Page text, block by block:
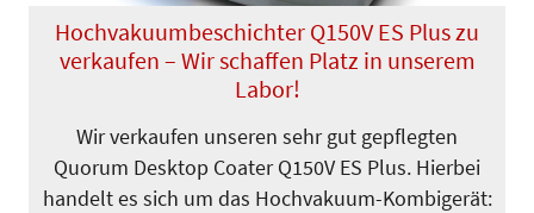
Hochvakuumbeschichter Q150V ES Plus zu
verkaufen – Wir schaffen Platz in unserem
Labor!
Wir verkaufen unseren sehr gut gepflegten
Quorum Desktop Coater Q150V ES Plus. Hierbei
handelt es sich um das Hochvakuum-Kombigerät: